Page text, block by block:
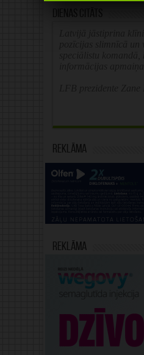
Dienas citāts
Reklāma
Reklāma